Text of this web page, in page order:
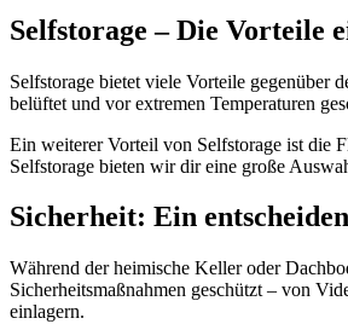
Selfstorage – Die Vorteile
Selfstorage bietet viele Vorteile gegenüber
belüftet und vor extremen Temperaturen
Ein weiterer Vorteil von Selfstorage ist die
Selfstorage bieten wir dir eine große
Sicherheit: Ein
Während der heimische Keller oder
Sicherheitsmaßnahmen geschützt – von
einlagern.